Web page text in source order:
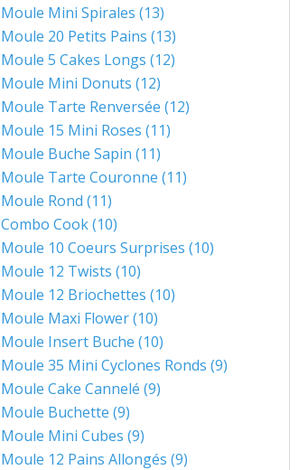
Moule Mini Spirales (13)
Moule 20 Petits Pains (13)
Moule 5 Cakes Longs (12)
Moule Mini Donuts (12)
Moule Tarte Renversée (12)
Moule 15 Mini Roses (11)
Moule Buche Sapin (11)
Moule Tarte Couronne (11)
Moule Rond (11)
Combo Cook(10)
Moule 10 Coeurs Surprises (10)
Moule 12 Twists (10)
Moule 12 Briochettes (10)
Moule Maxi Flower(10)
Moule Insert Buche (10)
Moule 35 Mini Cyclones Ronds (9)
Moule Cake Cannelé (9)
Moule Buchette (9)
Moule Mini Cubes (9)
Moule 12 Pains Allongés (9)